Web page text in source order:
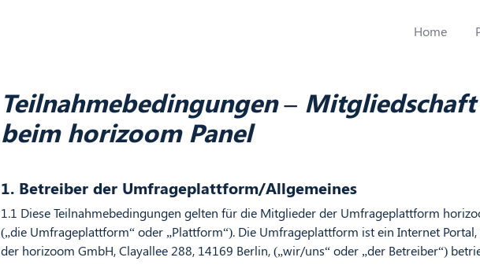
Home
Teilnahmebedingungen – Mitgliedschaft
beim horizoom Panel
1. Betreiber der Umfrageplattform/Allgemeines
1.1 Diese Teilnahmebedingungen gelten für die Mitglieder der Umfrageplattform
(„die Umfrageplattform“ oder „Plattform“). Die Umfrageplattform ist ein Internet Portal,
der horizoom GmbH, Clayallee 288, 14169 Berlin, („wir/uns“ oder „der Betreiber“)